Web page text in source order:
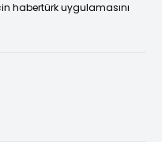
habertürk uygulamasını